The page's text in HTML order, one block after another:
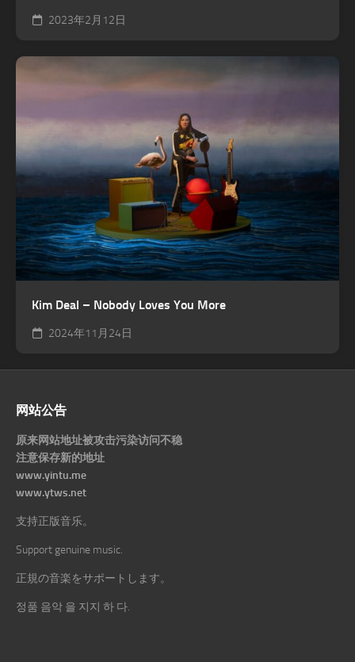
2023年2月12日
Kim Deal – Nobody Loves You More
2024年11月24日
网站公告
原来网站地址被攻击污染访问不稳
注意保存新的地址
www.yintu.me
www.ytws.net
支持正版音乐。
Support genuine music.
正規の音楽をサポートします。
정품 음악 을 지지 하 다.